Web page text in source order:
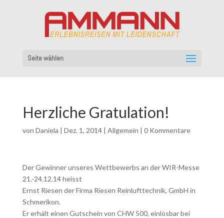
Seite wählen
Herzliche Gratulation!
von Daniela | Dez. 1, 2014| Allgemein | 0 Kommentare
Der Gewinner unseres Wettbewerbs an der WIR-Messe
21.-24.12.14 heisst
Ernst Riesen der Firma Riesen Reinlufttechnik, GmbH in
Schmerikon.
Er erhält einen Gutschein von CHW 500, einlösbar bei